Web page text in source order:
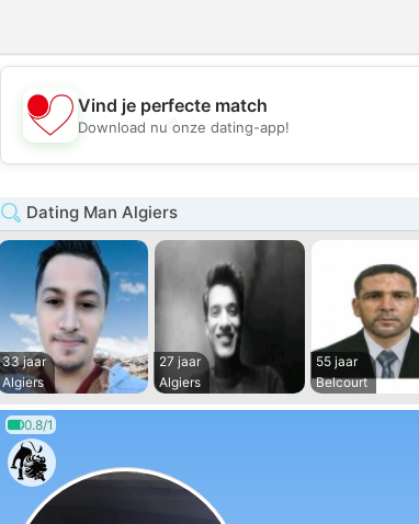
💖
Vind je perfecte match
Download nu onze dating-app!
Dating Man Algiers
33 jaar
Algiers
27 jaar
Algiers
55 jaar
Belcourt
0.8/1